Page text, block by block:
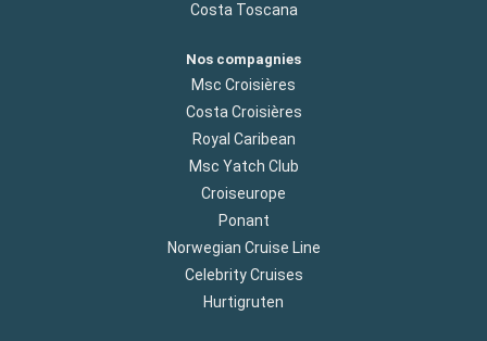
Costa Toscana
Nos compagnies
Msc Croisières
Costa Croisières
Royal Caribean
Msc Yatch Club
Croiseurope
Ponant
Norwegian Cruise Line
Celebrity Cruises
Hurtigruten